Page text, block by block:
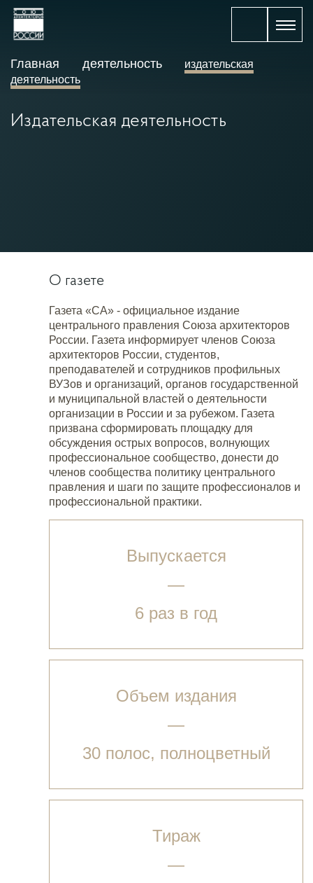
Главная деятельность
издательская
деятельность
Издательская деятельность
О газете
Газета «СА» - официальное издание
центрального правления Союза архитекторов
России. Газета информирует членов Союза
архитекторов России, студентов,
преподавателей и сотрудников профильных
ВУЗов и организаций, органов государственной
и муниципальной властей о деятельности
организации в России и за рубежом. Газета
призвана сформировать площадку для
обсуждения острых вопросов, волнующих
профессиональное сообщество, донести до
членов сообщества политику центрального
правления и шаги по защите профессионалов и
профессиональной практики.
Выпускается
—
6 раз в год
Объем издания
—
30 полос, полноцветный
Тираж
—